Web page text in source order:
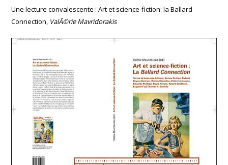
Une lecture convalescente : Art et science-fiction: la Ballard
Connection, ValÃ©rie Mavridorakis